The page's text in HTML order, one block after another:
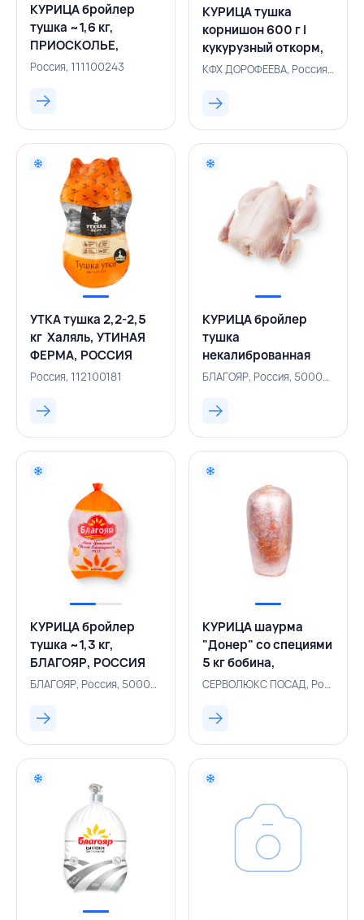
КУРИЦА бройлер
тушка ~1,6 кг,
ПРИОСКОЛЬЕ,
РОССИЯ
Россия, 111100243
КУРИЦА тушка
корнишон 600 г I
кукурузный откорм,
КФХ ДОРОФЕЕВА,
КФХ ДОРОФЕЕВА, Россия, 111100449
УТКА тушка 2,2-2,5
кг Халяль, УТИНАЯ
ФЕРМА, РОССИЯ
Россия, 112100181
КУРИЦА бройлер
тушка
некалиброванная
1,0-1,9 кг, БЛАГОЯР,БЛАГОЯР, Россия, 500001625
КУРИЦА бройлер
тушка ~1,3 кг,
БЛАГОЯР, РОССИЯ
БЛАГОЯР, Россия, 500001897
КУРИЦА шаурма
"Донер" со специями
5 кг бобина,
СЕРВОЛЮКС,
СЕРВОЛЮКС ПОСАД, Россия, 500002763